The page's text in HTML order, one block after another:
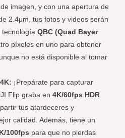
imagen, y con una apertura de
2.4μm, tus fotos y videos serán
tecnologíaQBC (Quad Bayer
píxeles en uno para obtener
no está disponible al tomar
¡Prepárate para capturar
Flip graba en4K/60fps HDR
tus atardeceres y
calidad. Además, tiene un
100fps para que no pierdas